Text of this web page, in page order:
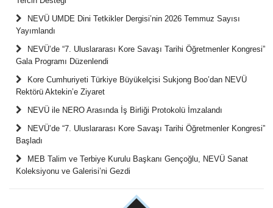
NEVÜ UMDE Dini Tetkikler Dergisi’nin 2026 Temmuz Sayısı
Yayımlandı
NEVÜ’de “7. Uluslararası Kore Savaşı Tarihi Öğretmenler Kongresi”
Gala Programı Düzenlendi
Kore Cumhuriyeti Türkiye Büyükelçisi Sukjong Boo’dan NEVÜ
Rektörü Aktekin’e Ziyaret
NEVÜ ile NERO Arasında İş Birliği Protokolü İmzalandı
NEVÜ’de “7. Uluslararası Kore Savaşı Tarihi Öğretmenler Kongresi”
Başladı
MEB Talim ve Terbiye Kurulu Başkanı Gençoğlu, NEVÜ Sanat
Koleksiyonu ve Galerisi’ni Gezdi